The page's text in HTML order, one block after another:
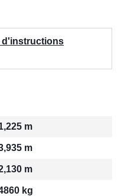
d'instructions
m
m
m
kg